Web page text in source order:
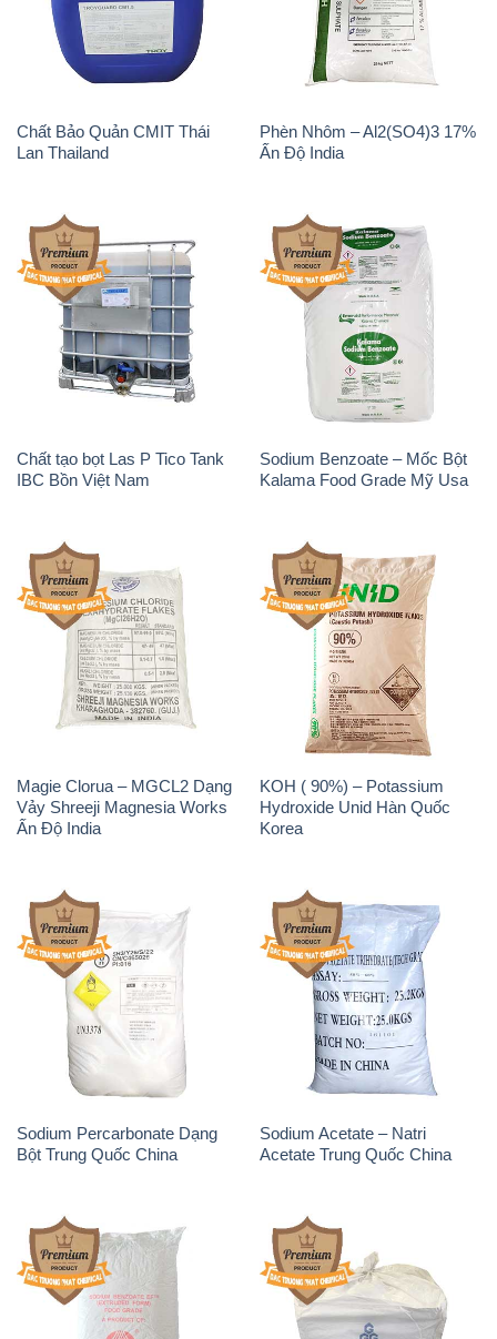
Chất Bảo Quản CMIT Thái
Lan Thailand
Phèn Nhôm – Al2(SO4)3 17%
Ấn Độ India
Chất tạo bọt Las P Tico Tank
IBC Bồn Việt Nam
Sodium Benzoate – Mốc Bột
Kalama Food Grade Mỹ Usa
Magie Clorua – MGCL2 Dạng
Vảy Shreeji Magnesia Works
Ấn Độ India
KOH ( 90%) – Potassium
Hydroxide Unid Hàn Quốc
Korea
Sodium Percarbonate Dạng
Bột Trung Quốc China
Sodium Acetate – Natri
Acetate Trung Quốc China